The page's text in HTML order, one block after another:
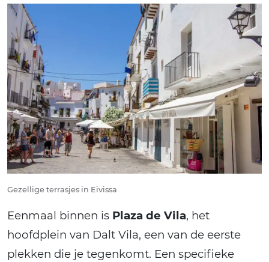
Gezellige terrasjes in Eivissa
Eenmaal binnen is Plaza de Vila, het
hoofdplein van Dalt Vila, een van de eerste
plekken die je tegenkomt. Een specifieke